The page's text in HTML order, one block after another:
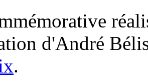
d'André
.